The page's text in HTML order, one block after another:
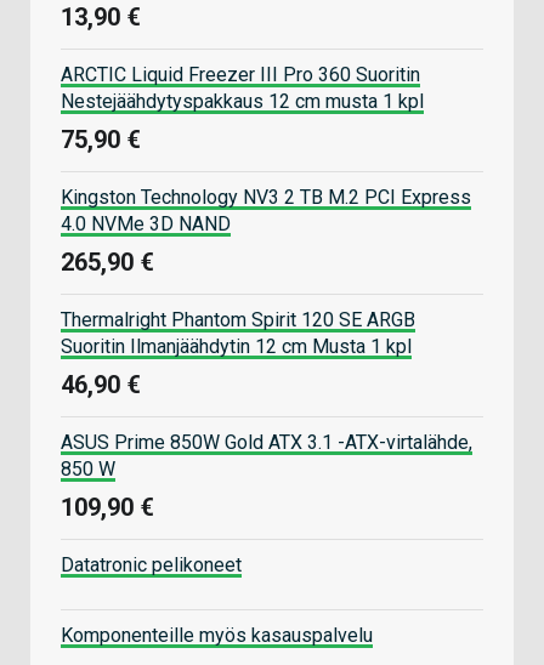
13,90 €
ARCTIC Liquid Freezer III Pro 360 Suoritin
Nestejäähdytyspakkaus 12 cm musta 1 kpl
75,90 €
Kingston Technology NV3 2 TB M.2 PCI Express
4.0 NVMe 3D NAND
265,90 €
Thermalright Phantom Spirit 120 SE ARGB
Suoritin Ilmanjäähdytin 12 cm Musta 1 kpl
46,90 €
ASUS Prime 850W Gold ATX 3.1 -ATX-virtalähde,
850 W
109,90 €
Datatronic pelikoneet
Komponenteille myös kasauspalvelu